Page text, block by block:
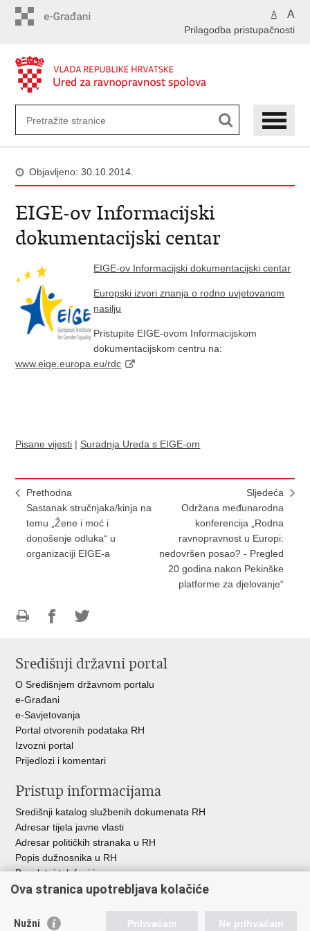
A A
Prilagodba pristupačnosti
Objavljeno: 30.10.2014.
EIGE-ov Informacijski
dokumentacijski centar
EIGE-ov Informacijski dokumentacijski centar
Europski izvori znanja o rodno uvjetovanom
nasilju
Pristupite EIGE-ovom Informacijskom
dokumentacijskom centru na:
www.eige.europa.eu/rdc
Pisane vijesti | Suradnja Ureda s EIGE-om
Prethodna
Sastanak stručnjaka/kinja na
temu „Žene i moć i
donošenje odluka“ u
organizaciji EIGE-a
Sljedeća
Održana međunarodna
konferencija „Rodna
ravnopravnost u Europi:
nedovršen posao? - Pregled
20 godina nakon Pekinške
platforme za djelovanje“
FacebookuTwitteru
Središnji državni portal
O Središnjem državnom portalu
e-Građani
e-Savjetovanja
Portal otvorenih podataka RH
Izvozni portal
Prijedlozi i komentari
Pristup informacijama
Središnji katalog službenih dokumenata RH
Adresar tijela javne vlasti
Adresar političkih stranaka u RH
Popis dužnosnika u RH
Besplatni telefoni javne uprave
Pozivi za žurnu pomoć
Važne poveznice
Ova stranica upotrebljava kolačiće
Nužni Prihvaćam Ne prihvaćam